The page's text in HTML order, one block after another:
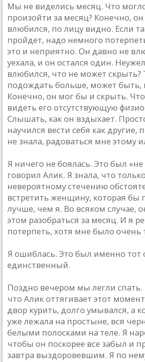
Мы не виделись месяц. Что
произойти за месяц? Конечно, он
влюбился, по лицу видно. Если
пройдет, надо немного
это и неприятно. Он давно не
уехала, и он остался один.
влюбился, что не может скрыть?
подождать больше, может быть,
Конечно, он мог бы и скрыть.
видеть его отсутствующую
Слышать, как он вздыхает.
научился вести себя как другие,
не знала, радоваться мне этому
Я ничего не боялась. Это был «не
говорил Алик. Я знала, что
невероятному стечению
встретить женщину, которая бы
лучше, чем я. Во всяком случае,
этом разобраться за месяц. И я
потерпеть, хотя мне было очень
Я ошиблась. Это был именно тот
единственный.
Поздно вечером мы легли спать.
что Алик оттягивает этот
двор курить, долго умывался, а
уже лежала на простыне, вся
белыми полосками на теле. Я
чтобы он поскорее все забыл и
завтра выздоровевшим. Я по